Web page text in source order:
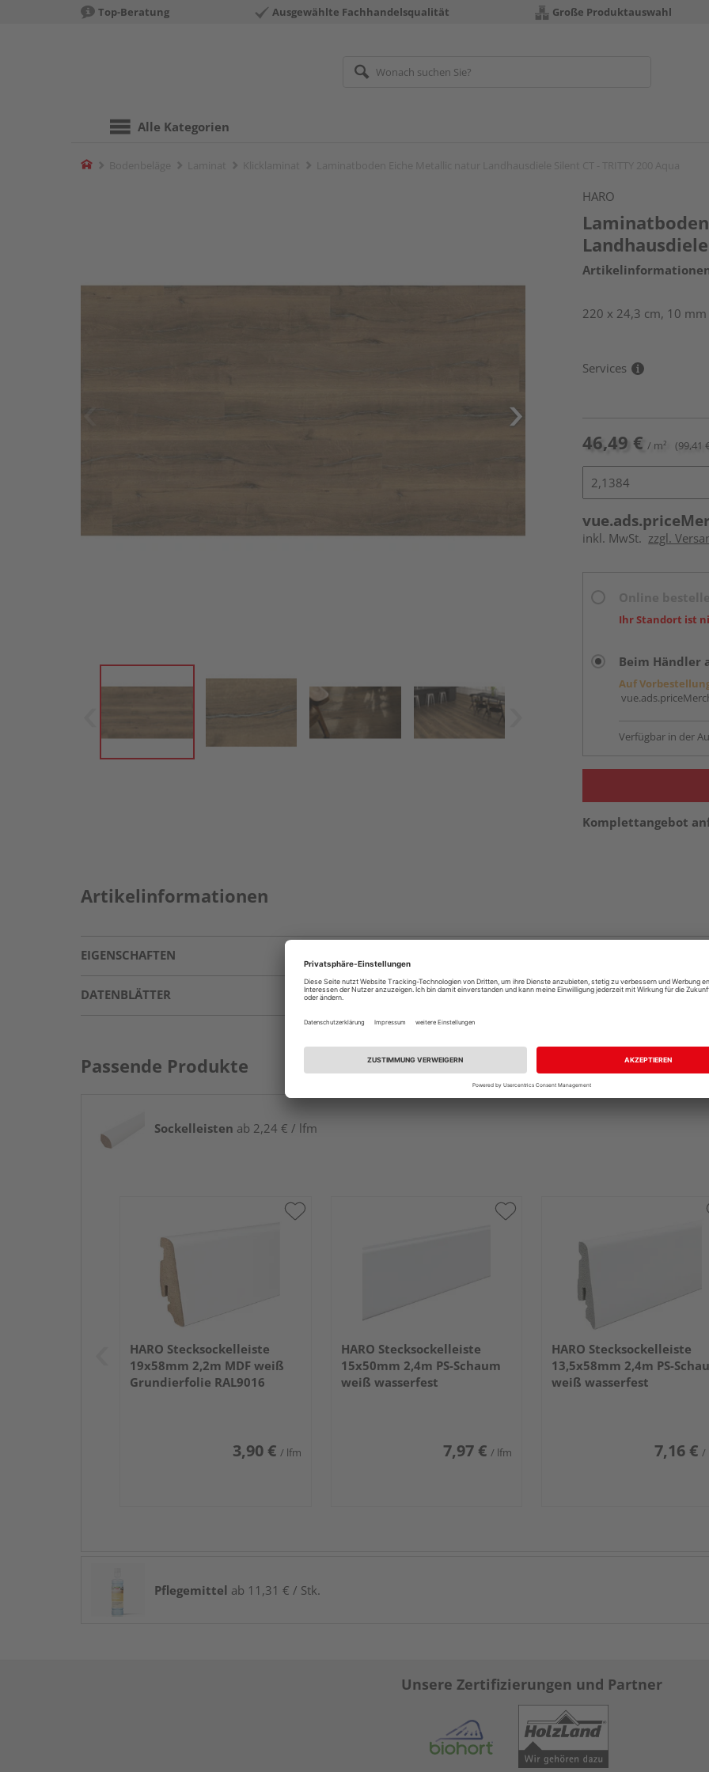
Top-Beratung Ausgewählte Fachhandelsqualität Große Produktauswahl
Alle Kategorien
Home
HARO
220 x 24,3 cm, 10
Services
46,49 € / m² (99,41
inkl. MwSt. zzgl.
Ihr Standort ist
Beim Händler
Auf
Verfügbar in der
Komplettangebot
Artikelinformationen
EIGENSCHAFTEN
DATENBLÄTTER
Passende Produkte
Sockelleisten ab 2,24 € / lfm
HARO Stecksockelleiste
19x58mm 2,2m MDF weiß
Grundierfolie RAL9016
3,90 € / lfm
HARO Stecksockelleiste
15x50mm 2,4m PS-Schaum
weiß wasserfest
7,97 € / lfm
HARO Stecksockelleiste
13,5x58mm 2,4m PS-
weiß wasserfest
7,16 € /
Pflegemittel ab 11,31 € / Stk.
Unsere Zertifizierungen und Partner